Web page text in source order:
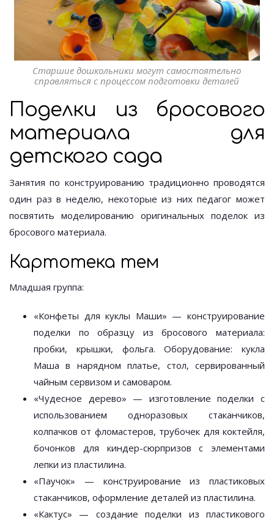
Старшие дошкольники могут самостоятельно
справляться с процессом подготовки деталей
Поделки из бросового
материала для
детского сада
Занятия по конструированию традиционно проводятся
один раз в неделю, некоторые из них педагог может
посвятить моделированию оригинальных поделок из
бросового материала.
Картотека тем
Младшая группа:
«Конфеты для куклы Маши» — конструирование
поделки по образцу из бросового материала:
пробки, крышки, фольга. Оборудование: кукла
Маша в нарядном платье, стол, сервированный
чайным сервизом и самоваром.
«Чудесное дерево» — изготовление поделки с
использованием одноразовых стаканчиков,
колпачков от фломастеров, трубочек для коктейля,
бочонков для киндер-сюрпризов с элементами
лепки из пластилина.
«Паучок» — конструирование из пластиковых
стаканчиков, оформление деталей из пластилина.
«Кактус» — создание поделки из пластикового